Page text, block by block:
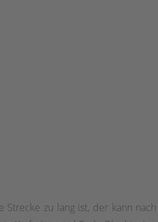
Strecke zu lang ist, der kann